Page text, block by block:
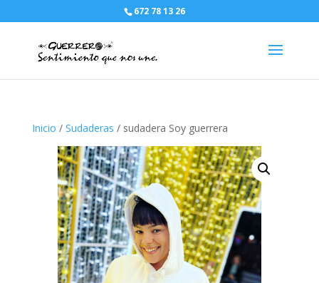
672 78 13 26
Inicio / Sudaderas / sudadera Soy guerrera